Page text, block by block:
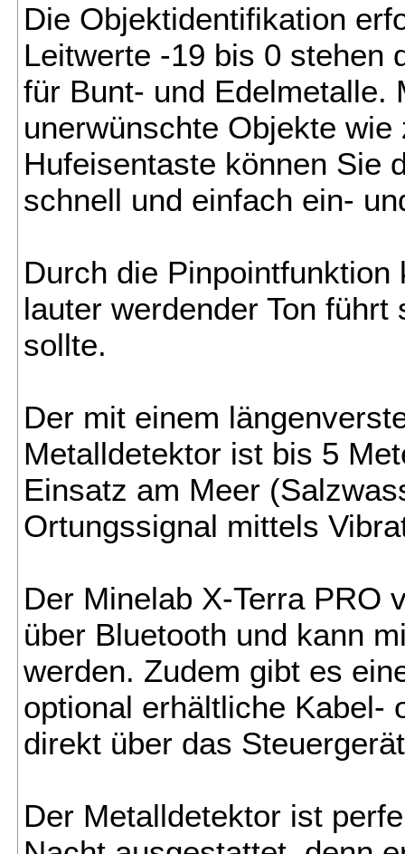
Die Objektidentifikation
Leitwerte -19 bis 0 stehen
für Bunt- und Edelmetalle.
unerwünschte Objekte
Hufeisentaste können Sie
schnell und einfach ein-
Durch die
lauter werdender Ton
sollte.
Der mit einem
Metalldetektor ist bis 5
Einsatz am Meer
Ortungssignal mittels
Der Minelab X-Terra PRO
über Bluetooth und kann
werden. Zudem gibt es
optional erhältliche Kabel-
direkt über das
Der Metalldetektor ist